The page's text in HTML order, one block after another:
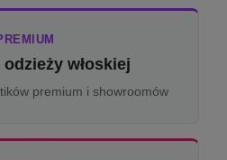
włoskiej
premium i showroomów